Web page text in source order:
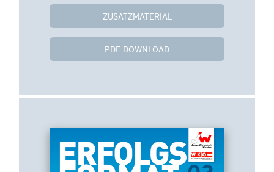
ZUSATZMATERIAL
PDF DOWNLOAD